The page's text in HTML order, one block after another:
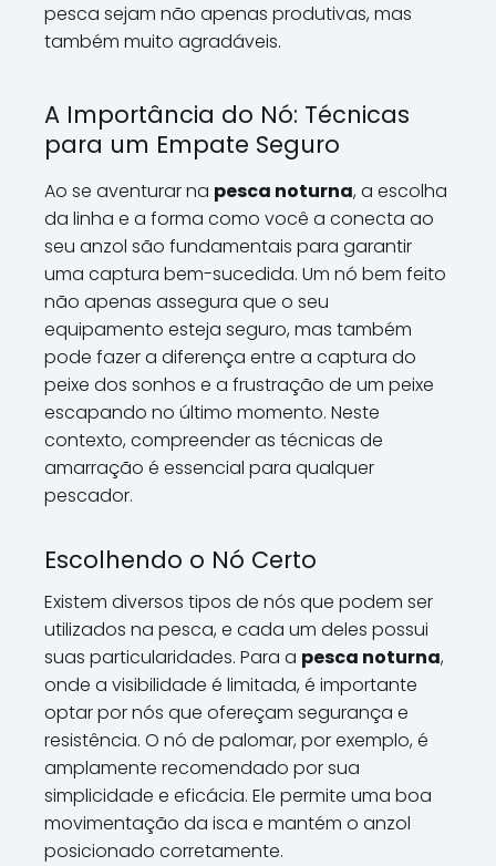
pesca sejam não apenas produtivas, mas
também muito agradáveis.
A Importância do Nó: Técnicas
para um Empate Seguro
Ao se aventurar na pesca noturna, a escolha
da linha e a forma como você a conecta ao
seu anzol são fundamentais para garantir
uma captura bem-sucedida. Um nó bem feito
não apenas assegura que o seu
equipamento esteja seguro, mas também
pode fazer a diferença entre a captura do
peixe dos sonhos e a frustração de um peixe
escapando no último momento. Neste
contexto, compreender as técnicas de
amarração é essencial para qualquer
pescador.
Escolhendo o Nó Certo
Existem diversos tipos de nós que podem ser
utilizados na pesca, e cada um deles possui
suas particularidades. Para a pesca noturna,
onde a visibilidade é limitada, é importante
optar por nós que ofereçam segurança e
resistência. O nó de palomar, por exemplo, é
amplamente recomendado por sua
simplicidade e eficácia. Ele permite uma boa
movimentação da isca e mantém o anzol
posicionado corretamente.